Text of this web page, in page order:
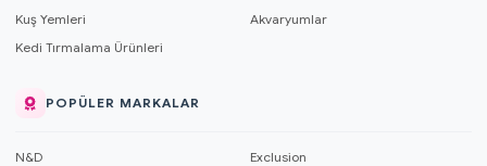
Kuş Yemleri
Akvaryumlar
Kedi Tırmalama Ürünleri
POPÜLER MARKALAR
N&D
Exclusion